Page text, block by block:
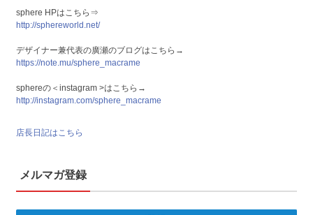
sphere HPはこちら⇒
http://sphereworld.net/
デザイナー兼代表の廣瀬のブログはこちら→
https://note.mu/sphere_macrame
sphereの＜instagram >はこちら→
http://instagram.com/sphere_macrame
店長日記はこちら
メルマガ登録